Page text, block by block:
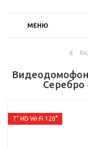
МЕНЮ
Видеодомофон
Cеребро
7" HD Wi-Fi 120°